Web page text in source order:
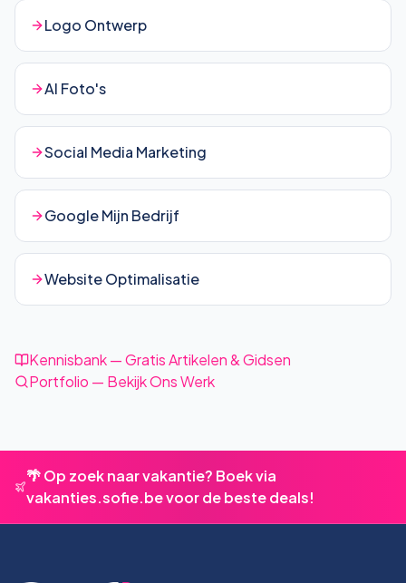
Logo Ontwerp
AI Foto's
Social Media Marketing
Google Mijn Bedrijf
Website Optimalisatie
Kennisbank — Gratis Artikelen & Gidsen
Portfolio — Bekijk Ons Werk
🌴 Op zoek naar vakantie? Boek via
vakanties.sofie.be voor de beste deals!